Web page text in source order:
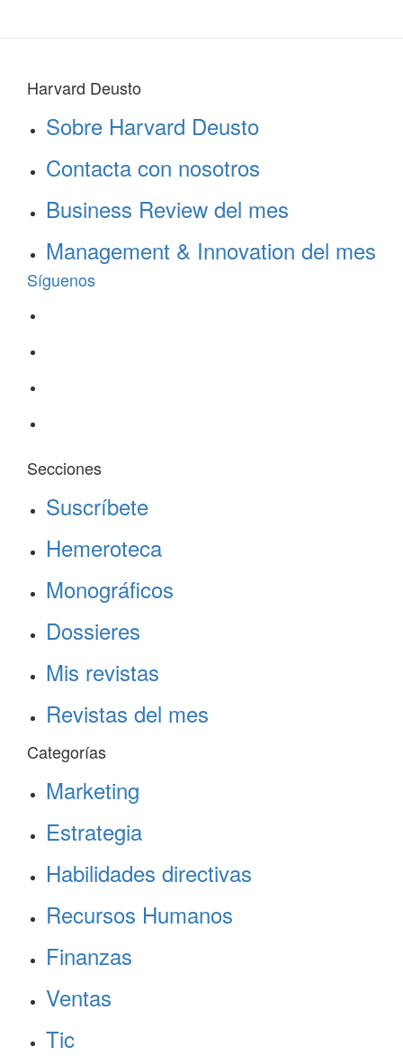
Harvard Deusto
Sobre Harvard Deusto
Contacta con nosotros
Business Review del mes
Management & Innovation del mes
Síguenos
Secciones
Suscríbete
Hemeroteca
Monográficos
Dossieres
Mis revistas
Revistas del mes
Categorías
Marketing
Estrategia
Habilidades directivas
Recursos Humanos
Finanzas
Ventas
Tic